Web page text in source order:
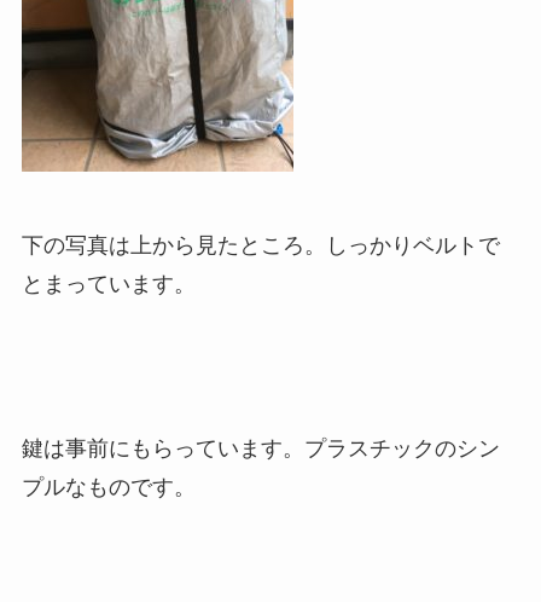
下の写真は上から見たところ。しっかりベルトで
とまっています。
鍵は事前にもらっています。プラスチックのシン
プルなものです。